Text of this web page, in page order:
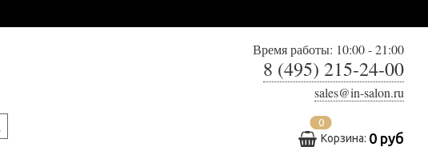
Время работы: 10:00 - 21:00
8 (495) 215-24-00
sales@in-salon.ru
0
Корзина: 0 руб